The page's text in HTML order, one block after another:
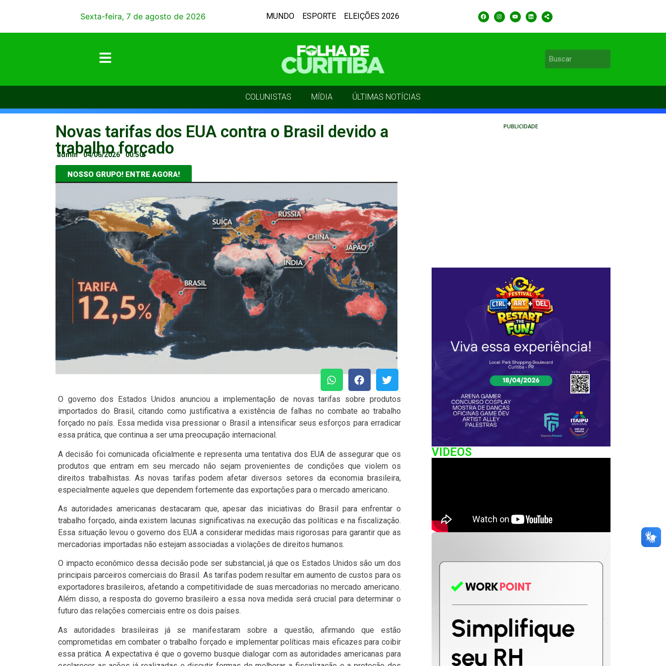
Sexta-feira, 7 de agosto de 2026 MUNDO ESPORTE ELEIÇÕES 2026
COLUNISTAS MÍDIA ÚLTIMAS NOTÍCIAS
Novas tarifas dos EUA contra o Brasil devido a
trabalho forçado
admin 04/06/2026 00:50
NOSSO GRUPO! ENTRE AGORA!
O governo dos Estados Unidos anunciou a implementação de novas tarifas sobre produtos
importados do Brasil, citando como justificativa a existência de falhas no combate ao trabalho
forçado no país. Essa medida visa pressionar o Brasil a intensificar seus esforços para erradicar
essa prática, que continua a ser uma preocupação internacional.
A decisão foi comunicada oficialmente e representa uma tentativa dos EUA de assegurar que os
produtos que entram em seu mercado não sejam provenientes de condições que violem os
direitos trabalhistas. As novas tarifas podem afetar diversos setores da economia brasileira,
especialmente aqueles que dependem fortemente das exportações para o mercado americano.
As autoridades americanas destacaram que, apesar das iniciativas do Brasil para enfrentar o
trabalho forçado, ainda existem lacunas significativas na execução das políticas e na fiscalização.
Essa situação levou o governo dos EUA a considerar medidas mais rigorosas para garantir que as
mercadorias importadas não estejam associadas a violações de direitos humanos.
O impacto econômico dessa decisão pode ser substancial, já que os Estados Unidos são um dos
principais parceiros comerciais do Brasil. As tarifas podem resultar em aumento de custos para os
exportadores brasileiros, afetando a competitividade de suas mercadorias no mercado americano.
Além disso, a resposta do governo brasileiro a essa nova medida será crucial para determinar o
futuro das relações comerciais entre os dois países.
As autoridades brasileiras já se manifestaram sobre a questão, afirmando que estão
comprometidas em combater o trabalho forçado e implementar políticas mais eficazes para coibir
essa prática. A expectativa é que o governo busque dialogar com as autoridades americanas para
PUBLICIDADE
VIDEOS